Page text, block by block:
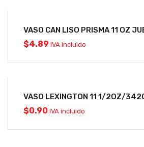
VASO CAN LISO PRISMA 11 OZ
$4.89 IVA incluido
VASO LEXINGTON 11 1/2OZ/
$0.90 IVA incluido